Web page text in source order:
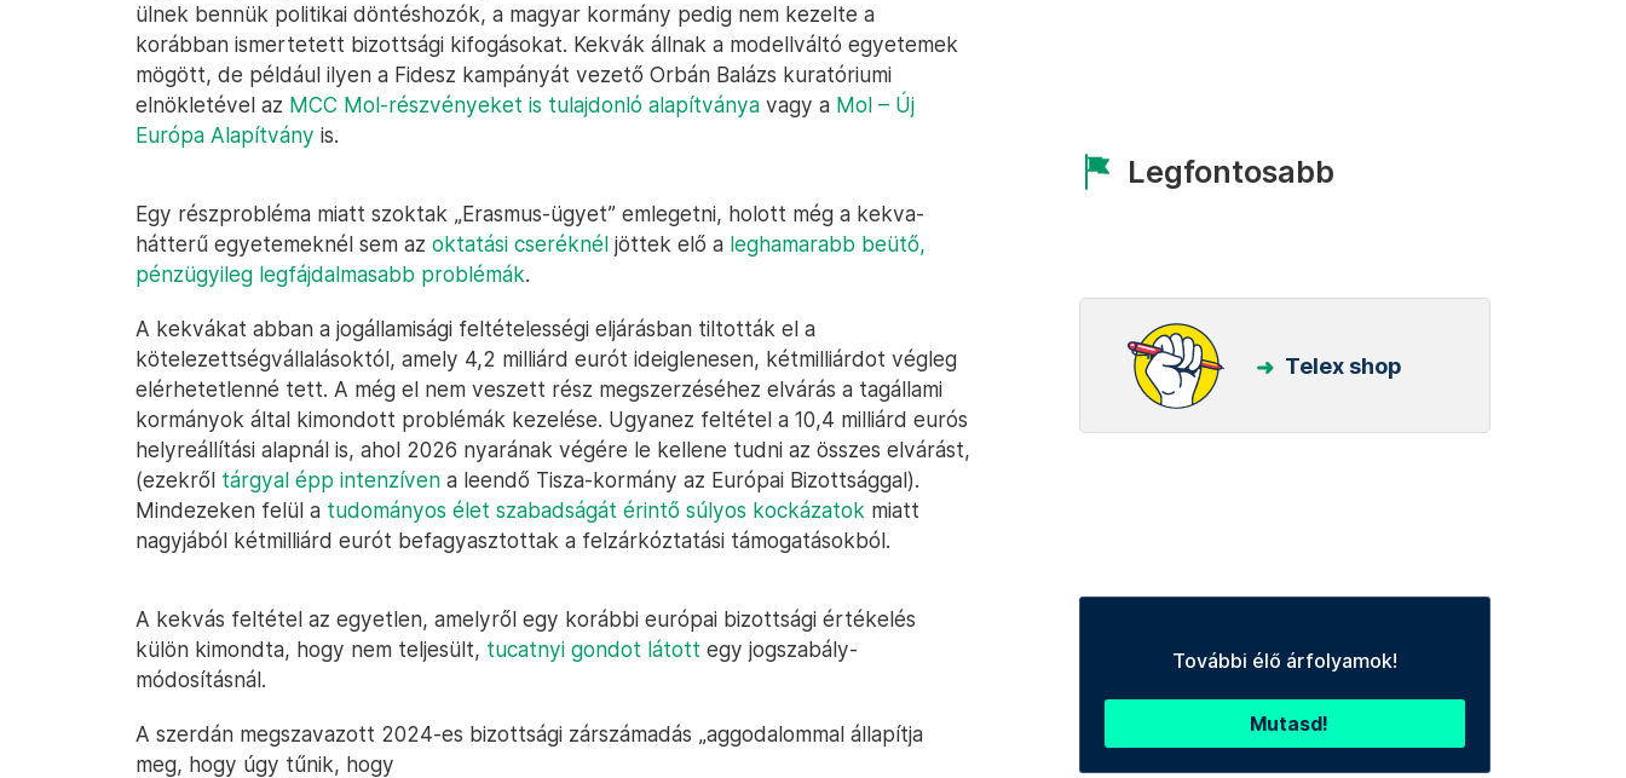
ülnek bennük politikai döntéshozók, a magyar kormány pedig nem kezelte a
korábban ismertetett bizottsági kifogásokat. Kekvák állnak a modellváltó egyetemek
mögött, de például ilyen a Fidesz kampányát vezető Orbán Balázs kuratóriumi
elnökletével az MCC Mol-részvényeket is tulajdonló alapítványa vagy a Mol – Új
Európa Alapítvány is.
Egy részprobléma miatt szoktak „Erasmus-ügyet” emlegetni, holott még a kekva-
hátterű egyetemeknél sem az oktatási cseréknél jöttek elő a leghamarabb beütő,
pénzügyileg legfájdalmasabb problémák.
A kekvákat abban a jogállamisági feltételességi eljárásban tiltották el a
kötelezettségvállalásoktól, amely 4,2 milliárd eurót ideiglenesen, kétmilliárdot végleg
elérhetetlenné tett. A még el nem veszett rész megszerzéséhez elvárás a tagállami
kormányok által kimondott problémák kezelése. Ugyanez feltétel a 10,4 milliárd eurós
helyreállítási alapnál is, ahol 2026 nyarának végére le kellene tudni az összes elvárást,
(ezekről tárgyal épp intenzíven a leendő Tisza-kormány az Európai Bizottsággal).
Mindezeken felül a tudományos élet szabadságát érintő súlyos kockázatok miatt
nagyjából kétmilliárd eurót befagyasztottak a felzárkóztatási támogatásokból.
A kekvás feltétel az egyetlen, amelyről egy korábbi európai bizottsági értékelés
külön kimondta, hogy nem teljesült, tucatnyi gondot látott egy jogszabály-
módosításnál.
A szerdán megszavazott 2024-es bizottsági zárszámadás „aggodalommal állapítja
meg, hogy úgy tűnik, hogy
Legfontosabb
Telex shop
További élő árfolyamok!
Mutasd!